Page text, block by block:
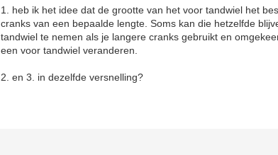
1. heb ik het idee dat de grootte van het voor tandwiel het
cranks van een bepaalde lengte. Soms kan die hetzelfde
tandwiel te nemen als je langere cranks gebruikt en
een voor tandwiel veranderen.
2. en 3. in dezelfde versnelling?